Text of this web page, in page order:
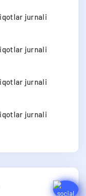
jurnali
jurnali
jurnali
jurnali